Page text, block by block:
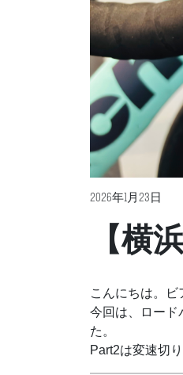
2026年1月23日
【横
こんにちは。ビ
今回は、ロード
た。
Part2は変速切